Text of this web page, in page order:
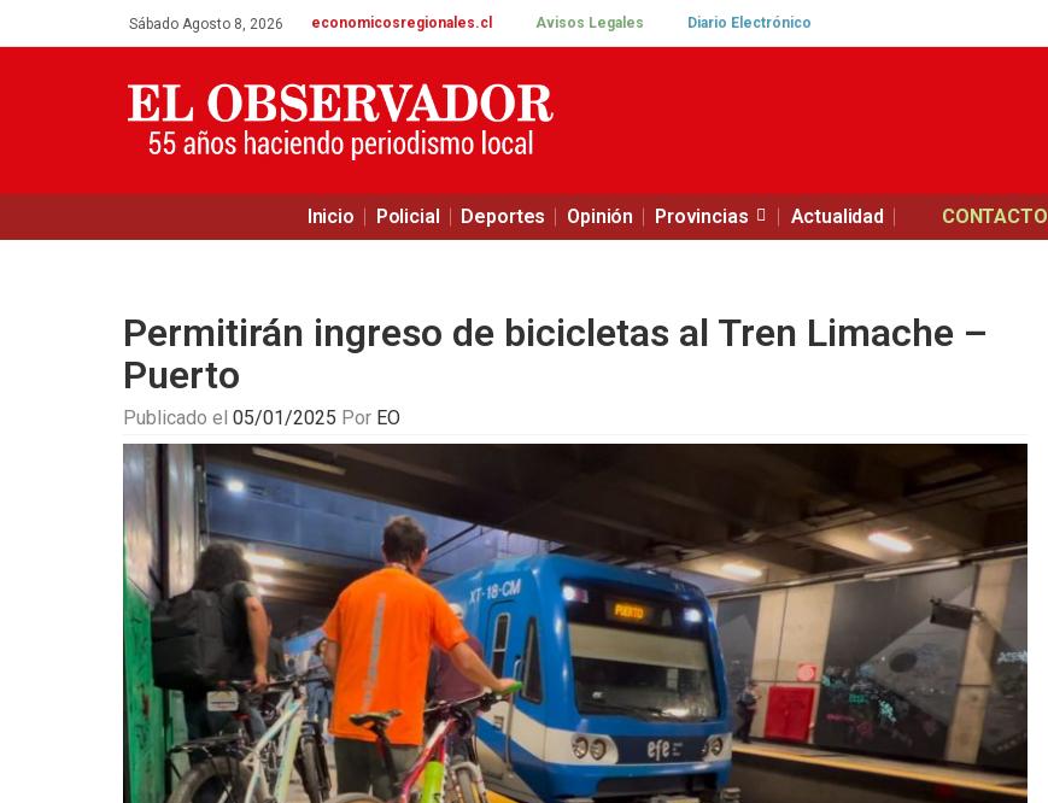
Sábado Agosto 8, 2026 economicosregionales.cl Avisos Legales Diario Electrónico
Inicio Policial Deportes Opinión Provincias Actualidad CONTACTO
Permitirán ingreso de bicicletas al Tren Limache –
Puerto
Publicado el 05/01/2025 Por EO